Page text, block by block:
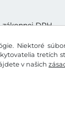
Niektoré
v našich
zákonnej DPH